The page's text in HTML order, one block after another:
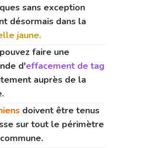
sans exception
désormais dans la
jaune.
faire une
d'effacement de tag
auprès de la
doivent être tenus
sur tout le périmètre